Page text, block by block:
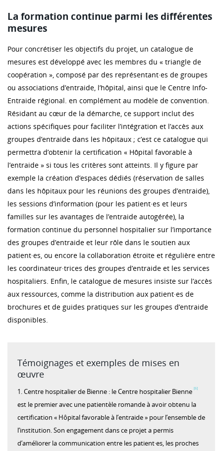
La formation continue parmi les différentes
mesures
Pour concrétiser les objectifs du projet, un catalogue de
mesures est développé avec les membres du « triangle de
coopération », composé par des représentant·es de groupes
ou associations d’entraide, l’hôpital, ainsi que le Centre Info-
Entraide régional. en complément au modèle de convention.
Résidant au cœur de la démarche, ce support inclut des
actions spécifiques pour faciliter l’intégration et l’accès aux
groupes d’entraide dans les hôpitaux ; c’est ce catalogue qui
permettra d’obtenir la certification « Hôpital favorable à
l’entraide » si tous les critères sont atteints. Il y figure par
exemple la création d’espaces dédiés (réservation de salles
dans les hôpitaux pour les réunions des groupes d’entraide),
les sessions d’information (pour les patient·es et leurs
familles sur les avantages de l’entraide autogérée), la
formation continue du personnel hospitalier sur l’importance
des groupes d’entraide et leur rôle dans le soutien aux
patient·es, ou encore la collaboration étroite et régulière entre
les coordinateur·trices des groupes d’entraide et les services
hospitaliers. Enfin, le catalogue de mesures insiste sur l’accès
aux ressources, comme la distribution aux patient·es de
brochures et de guides pratiques sur les groupes d’entraide
disponibles.
Témoignages et exemples de mises en
œuvre
1. Centre hospitalier de Bienne : le Centre hospitalier Bienne [6]
est le premier avec une patientèle romande à avoir obtenu la
certification « Hôpital favorable à l’entraide » pour l’ensemble de
l’institution. Son engagement dans ce projet a permis
d’améliorer la communication entre les patient·es, les proches